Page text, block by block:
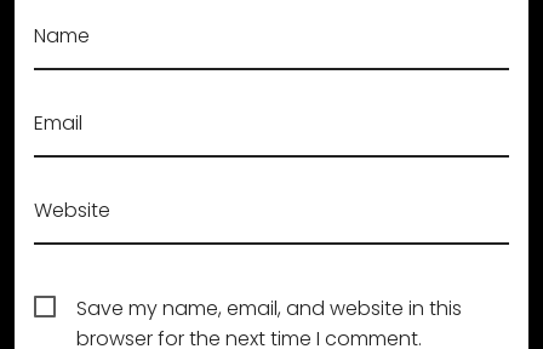
Name
Email
Website
Save my name, email, and website in this
browser for the next time I comment.